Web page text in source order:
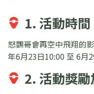
1. 活動時間
怒鸚哥會再空中飛翔的
年6月23日10:00 至 6月
2. 活動獎